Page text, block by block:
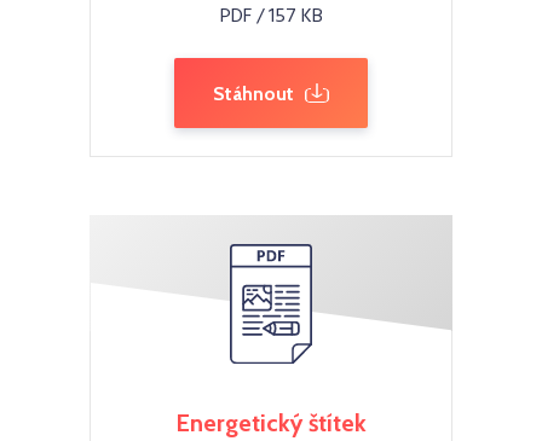
PDF / 157 KB
Stáhnout
Energetický štítek